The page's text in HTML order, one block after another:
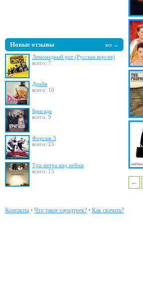
Новые отзывы все →
Лимонадный рот (Русская версия)
всего: 7
Драйв
всего: 10
Бригада
всего: 9
Форсаж 5
всего: 23
Три метра над небом
всего: 15
←
Контакты • Что такое саундтрек? • Как скачать?